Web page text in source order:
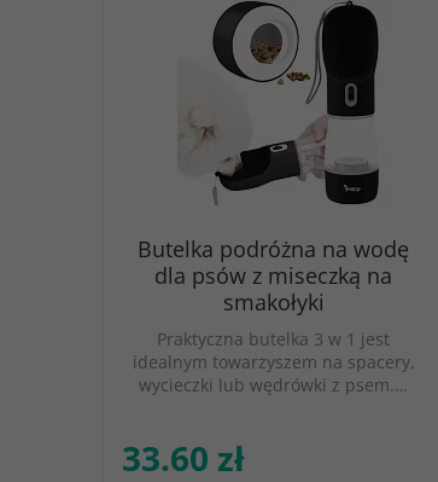
Butelka podróżna na wodę
dla psów z miseczką na
smakołyki
Praktyczna butelka 3 w 1 jest
idealnym towarzyszem na spacery,
wycieczki lub wędrówki z psem.…
33.60 zł